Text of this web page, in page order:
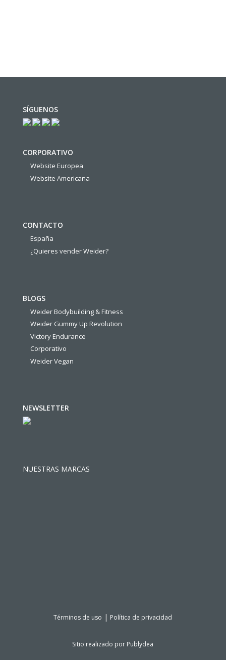
SÍGUENOS
CORPORATIVO
Website Europea
Website Americana
CONTACTO
España
¿Quieres vender Weider?
BLOGS
Weider Bodybuilding & Fitness
Weider Gummy Up Revolution
Victory Endurance
Corporativo
Weider Vegan
NEWSLETTER
NUESTRAS MARCAS
Términos de uso | Política de privacidad
Sitio realizado por Publydea